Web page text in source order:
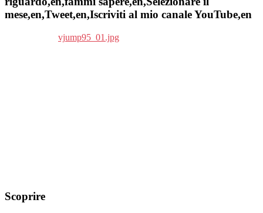
mese,en,Tweet,en,Iscriviti al mio canale YouTube,en
Scoprire